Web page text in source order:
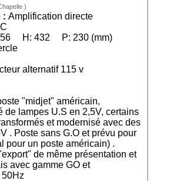
)
: Amplification directe
H: 432 P: 230 (mm)
alternatif 115 v
"midjet" américain,
de lampes U.S en 2,5V, certains
et modernisé avec des
. Poste sans G.O et prévu pour
pour un poste américain) .
de même présentation et
avec gamme GO et